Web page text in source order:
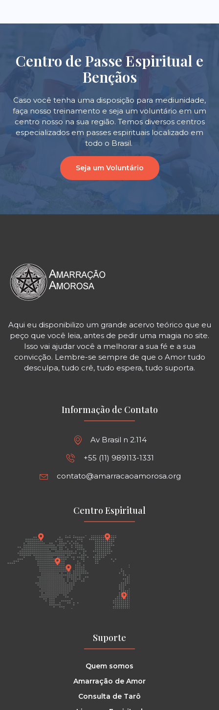
Centro de Passe Espiritual e
Bençãos
Caso você tenha uma disposição para mediunidade,
faça nosso treinamento e seja um voluntário em um
centro nosso na sua região. Temos diversos centros
especializados em passes espirituais localizado em
todo o Brasil.
Seja um Voluntário
Aqui eu disponibilizo um grande acervo teórico que eu
peço que você leia, antes de pedir uma magia no site.
Isso vai ajudar você a melhorar a sua fé e a sua
convicção. Lembre-se sempre de que o Amor tudo
desculpa, tudo crê, tudo espera, tudo suporta.
Informação de Contato
Av Brasil n 2.114
+55 (11) 989113-1331
contato@amarracaoamorosa.org
Centro Espiritual
Suporte
Quem somos
Amarração de Amor
Consulta de Tarô